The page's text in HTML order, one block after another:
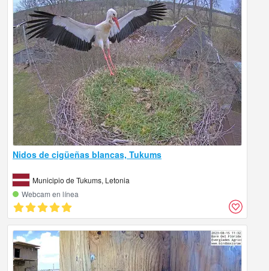
Nidos de cigüeñas blancas, Tukums
Municipio de Tukums, Letonia
Webcam en línea